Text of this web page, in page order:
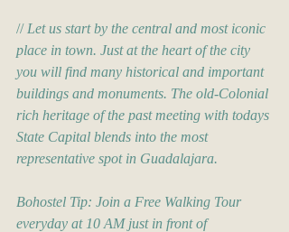
// Let us start by the central and most iconic
place in town. Just at the heart of the city
you will find many historical and important
buildings and monuments. The old-Colonial
rich heritage of the past meeting with todays
State Capital blends into the most
representative spot in Guadalajara.
Bohostel Tip: Join a Free Walking Tour
everyday at 10 AM just in front of